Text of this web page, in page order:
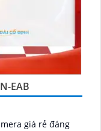
EAB
giá rẻ đáng